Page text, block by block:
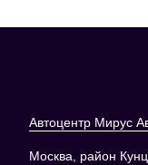
Автоцентр Мирус
Москва, район